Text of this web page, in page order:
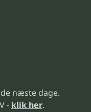
næste dage.
- klik her.